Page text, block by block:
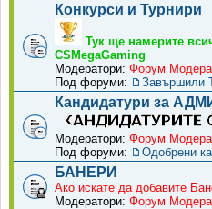
Конкурси и Турнири
Тук ще намерите
CSMegaGaming
Модератори: Форум
Под форуми:
Завършили
Кандидатури за
Модератори: Форум
Под форуми:
Одобрени
БАНЕРИ
Ако искате да добавите
Модератори: Форум